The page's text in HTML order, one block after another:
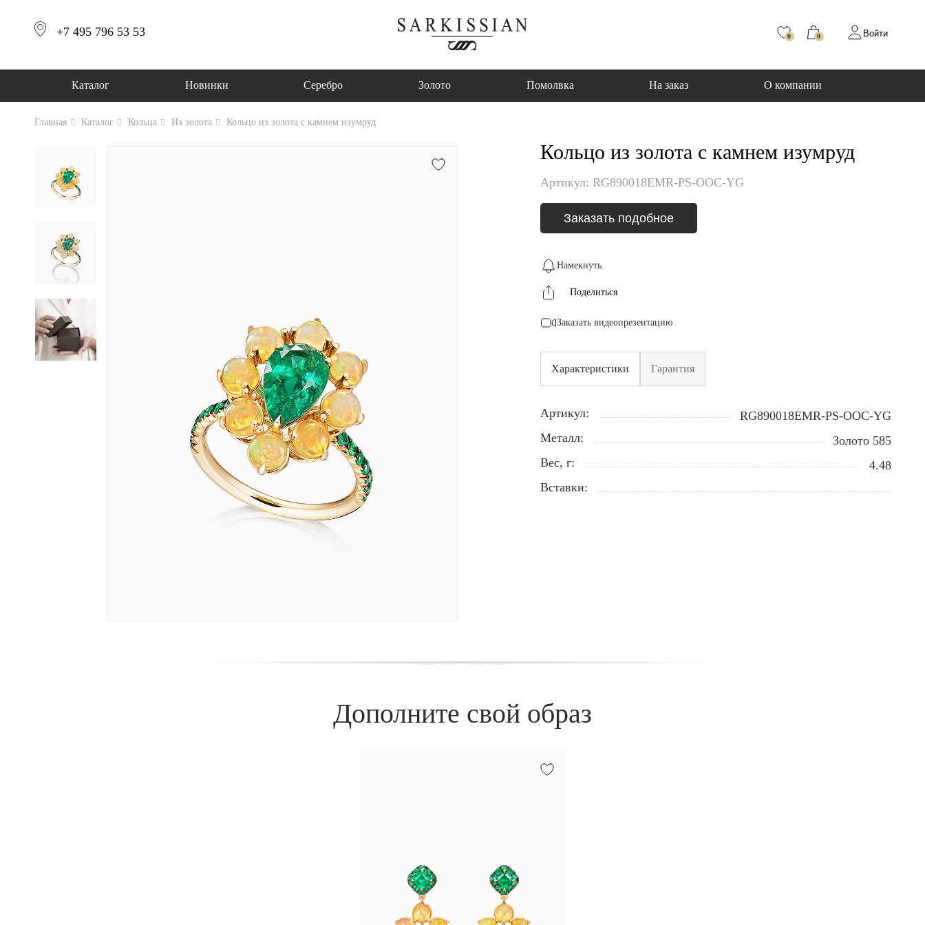
+7 495 796 53 53 0 0 Войти
Каталог Новинки Серебро Золото Помолвка На заказ О компании
Главная Каталог Кольца Из золота Кольцо из золота с камнем изумруд
Кольцо из золота с камнем изумруд
Артикул: RG890018EMR-PS-OOC-YG
Заказать подобное
Намекнуть
Поделиться
Заказать видеопрезентацию
Характеристики Гарантия
Артикул:
RG890018EMR-PS-OOC-YG
Металл:
Золото 585
Вес, г:
4.48
Вставки:
Дополните свой образ